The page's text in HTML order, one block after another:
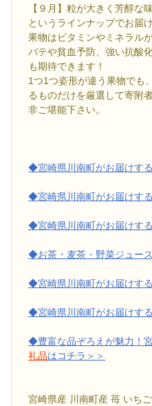
【９月】粒が大きく芳醇な
というラインナップでお届け
果物はビタミンやミネラル
バテや貧血予防、強い抗酸
も期待できます！
1つ1つ姿形が違う果物でも
るものだけを厳選して寄附
非ご堪能下さい。
◆宮崎県川南町がお届けする
◆宮崎県川南町がお届けする
◆宮崎県川南町がお届けする
◆お茶・麦茶・野菜ジュー
◆宮崎県川南町がお届けする
◆宮崎県川南町がお届けする
◆豊富な品ぞろえが魅力！
礼品はコチラ＞＞
宮崎県産 川南町産 苺 いち